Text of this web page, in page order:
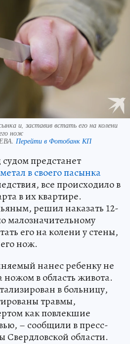
и, заставив встать его на колени
нож
Перейти в Фотобанк КП
предстанет
метал в своего пасынка
все происходило в
в их квартире.
решил наказать 12-
малозначительному
его на колени у стены,
нож.
нанес ребенку не
ножом в область живота.
в больницу,
травмы,
как повлекшие
– сообщили в пресс-
Свердловской области.